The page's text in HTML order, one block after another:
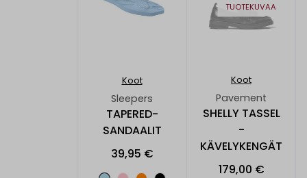
Koot
Sleepers
TAPERED-
SANDAALIT
39,95 €
TUOTEKUVAA
Koot
Pavement
SHELLY TASSEL
-
KÄVELYKENGÄT
179,00 €